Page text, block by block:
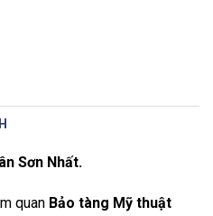
Sơn Nhất.
quan Bảo tàng Mỹ thuật